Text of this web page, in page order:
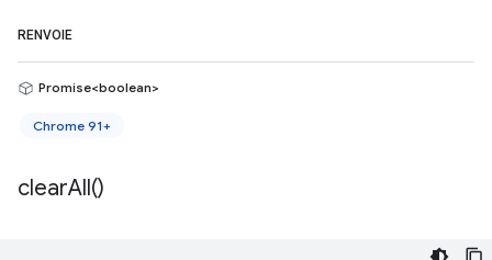
RENVOIE
Promise<boolean>
Chrome 91+
clearAll()